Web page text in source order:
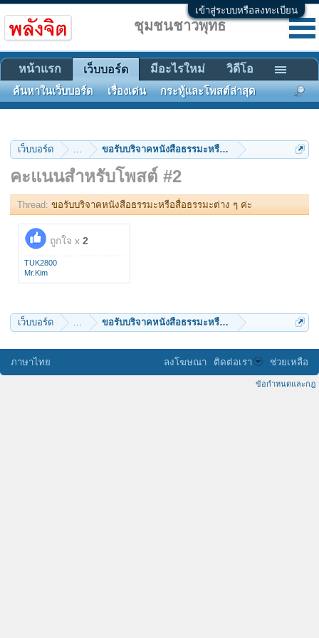
เข้าสู่ระบบหรือลงทะเบียน
เว็บบอร์ด ... ขอรับบริจาคหนังสือธรรมะหรือสื่อธรรมะต่าง ๆ ค่ะ
คะแนนสำหรับโพสต์ #2
Thread: ขอรับบริจาคหนังสือธรรมะหรือสื่อธรรมะต่าง ๆ ค่ะ
ถูกใจ x 2
TUK2800
Mr.Kim
เว็บบอร์ด ... ขอรับบริจาคหนังสือธรรมะหรือสื่อธรรมะต่าง ๆ ค่ะ
ชุมชนชาวพุทธ
หน้าแรก เว็บบอร์ด
ค้นหาในเว็บบอร์ด เรื่องเด่น กระทู้และโพสต์ล่าสุด
มีอะไรใหม่ วิดีโอ
ภาษาไทย ลงโฆษณา ติดต่อเรา ช่วยเหลือ
ข้อกำหนดและกฎ